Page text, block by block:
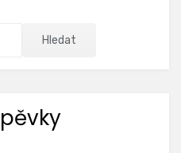
Hledat